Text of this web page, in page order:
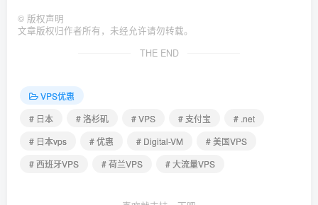
© 版权声明
文章版权归作者所有，未经允许请勿转载。
THE END
VPS优惠
# 日本
# 洛杉矶 # VPS # 支付宝
# .net
# 日本vps
# 优惠 # Digital-VM
# 美国VPS
# 西班牙VPS
# 荷兰VPS # 大流量VPS